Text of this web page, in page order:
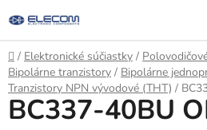
na
obsah
Domov
/ Elektronické súčiastky /
Bipolárne tranzistory / Bipolárne
Tranzistory NPN vývodové (THT) /
BC337-40BU